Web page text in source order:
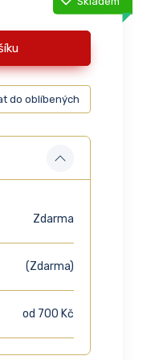
do oblíbených
Zdarma
(Zdarma)
od 700 Kč